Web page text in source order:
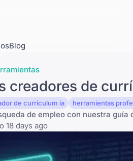
Blog
creadores de
de curriculum ia herramientas
de empleo con nuestra
18 days ago